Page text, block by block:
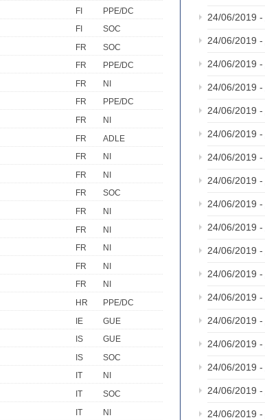
FI
PPE/DC
FI
SOC
FR
SOC
FR
PPE/DC
FR
NI
FR
PPE/DC
FR
NI
FR
ADLE
FR
NI
FR
NI
FR
SOC
FR
NI
FR
NI
FR
NI
FR
NI
FR
NI
HR
PPE/DC
IE
GUE
IS
GUE
IS
SOC
IT
NI
IT
SOC
IT
NI
24/06/2019 -
24/06/2019 -
24/06/2019 -
24/06/2019 -
24/06/2019 -
24/06/2019 -
24/06/2019 -
24/06/2019 -
24/06/2019 -
24/06/2019 -
24/06/2019 -
24/06/2019 -
24/06/2019 -
24/06/2019 -
24/06/2019 -
24/06/2019 -
24/06/2019 -
24/06/2019 -